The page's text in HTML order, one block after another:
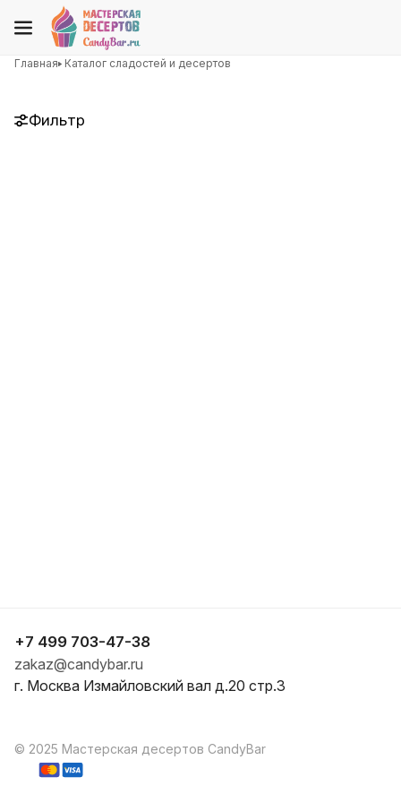
Главная Каталог сладостей и десертов
Фильтр
+7 499 703-47-38
zakaz@candybar.ru
г. Москва Измайловский вал д.20 стр.3
© 2025 Мастерская десертов CandyBar